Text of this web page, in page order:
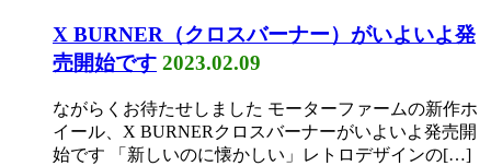
X BURNER（クロスバーナー）がいよいよ発
売開始です 2023.02.09
ながらくお待たせしました モーターファームの新作ホ
イール、X BURNERクロスバーナーがいよいよ発売開
始です 「新しいのに懐かしい」レトロデザインの[…]